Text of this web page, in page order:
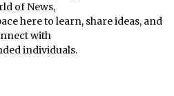
of News,
here to learn, share ideas, and
with
individuals.